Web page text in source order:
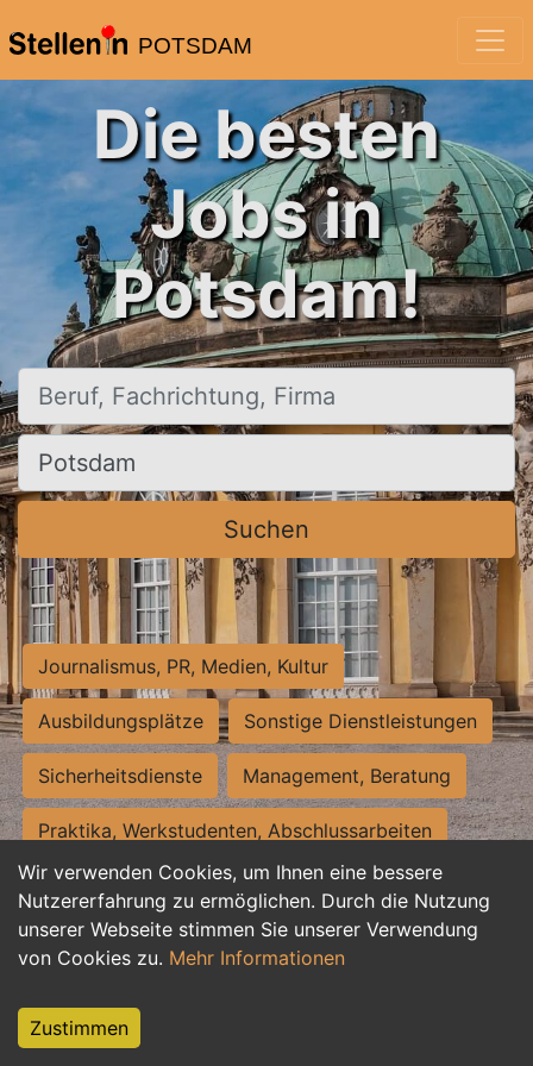
POTSDAM
Wir verwenden Cookies, um Ihnen eine bessere
Nutzererfahrung zu ermöglichen. Durch die Nutzung
unserer Webseite stimmen Sie unserer Verwendung
von Cookies zu. Mehr Informationen
Zustimmen
Die besten
Jobs in
Potsdam!
Beruf, Fachrichtung, Firma
Ort, Stadt
Suchen
Journalismus, PR, Medien, Kultur
Ausbildungsplätze Sonstige Dienstleistungen
Sicherheitsdienste Management, Beratung
Praktika, Werkstudenten, Abschlussarbeiten
Personalwesen Assistenz, Sekretariat
Hilfskräfte, Aushilfs- und Nebenjobs
Weiterbildung, Studium, duale Ausbildung